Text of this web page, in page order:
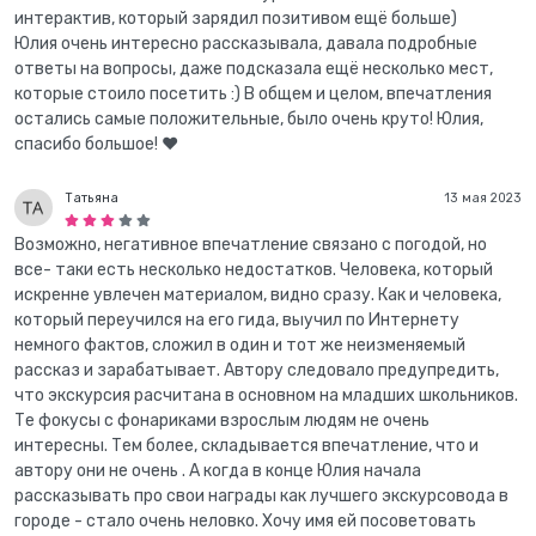
интерактив, который зарядил позитивом ещё больше)
Юлия очень интересно рассказывала, давала подробные
ответы на вопросы, даже подсказала ещё несколько мест,
которые стоило посетить :) В общем и целом, впечатления
остались самые положительные, было очень круто! Юлия,
спасибо большое! ❤️
13 мая 2023
Татьяна
Возможно, негативное впечатление связано с погодой, но
все- таки есть несколько недостатков. Человека, который
искренне увлечен материалом, видно сразу. Как и человека,
который переучился на его гида, выучил по Интернету
немного фактов, сложил в один и тот же неизменяемый
рассказ и зарабатывает. Автору следовало предупредить,
что экскурсия расчитана в основном на младших школьников.
Те фокусы с фонариками взрослым людям не очень
интересны. Тем более, складывается впечатление, что и
автору они не очень . А когда в конце Юлия начала
рассказывать про свои награды как лучшего экскурсовода в
городе - стало очень неловко. Хочу имя ей посоветовать